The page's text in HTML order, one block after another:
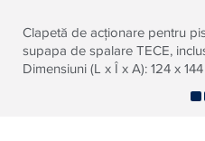
Clapetă de acţionare pentru
supapa de spalare TECE,
Dimensiuni (L x Î x A): 124 x